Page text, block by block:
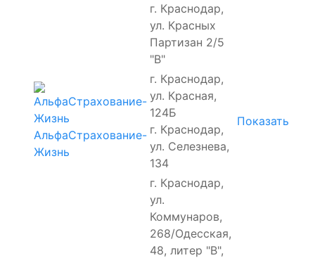
г. Краснодар,
ул. Красных
Партизан 2/5
"В"
АльфаСтрахование-
Жизнь
г. Краснодар,
ул. Красная,
124Б
г. Краснодар,
ул. Селезнева,
134
Показать
г. Краснодар,
ул.
Коммунаров,
268/Одесская,
48, литер "В",